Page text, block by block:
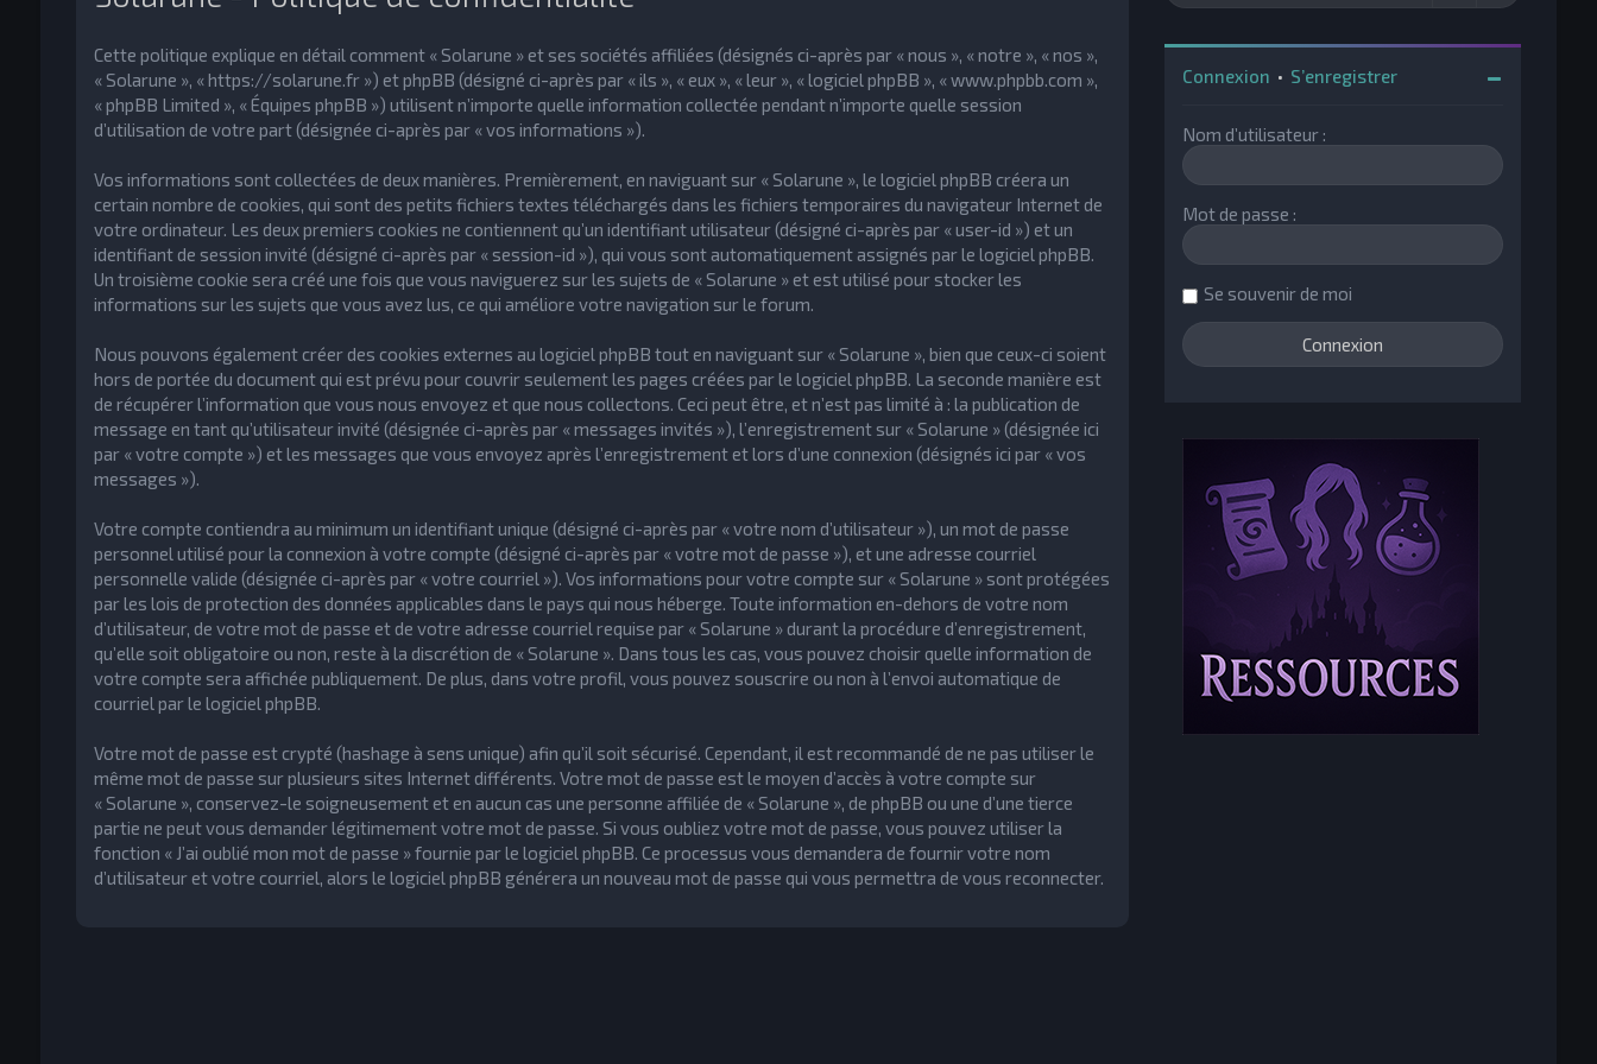
Cette politique explique en détail comment « Solarune » et ses sociétés affiliées (désignés ci-après par « nous », « notre », « nos »,
« Solarune », « https://solarune.fr ») et phpBB (désigné ci-après par « ils », « eux », « leur », « logiciel phpBB », « www.phpbb.com »,
« phpBB Limited », « Équipes phpBB ») utilisent n’importe quelle information collectée pendant n’importe quelle session
d’utilisation de votre part (désignée ci-après par « vos informations »).
Vos informations sont collectées de deux manières. Premièrement, en naviguant sur « Solarune », le logiciel phpBB créera un
certain nombre de cookies, qui sont des petits fichiers textes téléchargés dans les fichiers temporaires du navigateur Internet de
votre ordinateur. Les deux premiers cookies ne contiennent qu’un identifiant utilisateur (désigné ci-après par « user-id ») et un
identifiant de session invité (désigné ci-après par « session-id »), qui vous sont automatiquement assignés par le logiciel phpBB.
Un troisième cookie sera créé une fois que vous naviguerez sur les sujets de « Solarune » et est utilisé pour stocker les
informations sur les sujets que vous avez lus, ce qui améliore votre navigation sur le forum.
Nous pouvons également créer des cookies externes au logiciel phpBB tout en naviguant sur « Solarune », bien que ceux-ci soient
hors de portée du document qui est prévu pour couvrir seulement les pages créées par le logiciel phpBB. La seconde manière est
de récupérer l’information que vous nous envoyez et que nous collectons. Ceci peut être, et n’est pas limité à : la publication de
message en tant qu’utilisateur invité (désignée ci-après par « messages invités »), l’enregistrement sur « Solarune » (désignée ici
par « votre compte ») et les messages que vous envoyez après l’enregistrement et lors d’une connexion (désignés ici par « vos
messages »).
Votre compte contiendra au minimum un identifiant unique (désigné ci-après par « votre nom d’utilisateur »), un mot de passe
personnel utilisé pour la connexion à votre compte (désigné ci-après par « votre mot de passe »), et une adresse courriel
personnelle valide (désignée ci-après par « votre courriel »). Vos informations pour votre compte sur « Solarune » sont protégées
par les lois de protection des données applicables dans le pays qui nous héberge. Toute information en-dehors de votre nom
d’utilisateur, de votre mot de passe et de votre adresse courriel requise par « Solarune » durant la procédure d’enregistrement,
qu’elle soit obligatoire ou non, reste à la discrétion de « Solarune ». Dans tous les cas, vous pouvez choisir quelle information de
votre compte sera affichée publiquement. De plus, dans votre profil, vous pouvez souscrire ou non à l’envoi automatique de
courriel par le logiciel phpBB.
Votre mot de passe est crypté (hashage à sens unique) afin qu’il soit sécurisé. Cependant, il est recommandé de ne pas utiliser le
même mot de passe sur plusieurs sites Internet différents. Votre mot de passe est le moyen d’accès à votre compte sur
« Solarune », conservez-le soigneusement et en aucun cas une personne affiliée de « Solarune », de phpBB ou une d’une tierce
partie ne peut vous demander légitimement votre mot de passe. Si vous oubliez votre mot de passe, vous pouvez utiliser la
fonction « J’ai oublié mon mot de passe » fournie par le logiciel phpBB. Ce processus vous demandera de fournir votre nom
d’utilisateur et votre courriel, alors le logiciel phpBB générera un nouveau mot de passe qui vous permettra de vous reconnecter.
Connexion • S’enregistrer
Nom d’utilisateur :
Mot de passe :
Se souvenir de moi